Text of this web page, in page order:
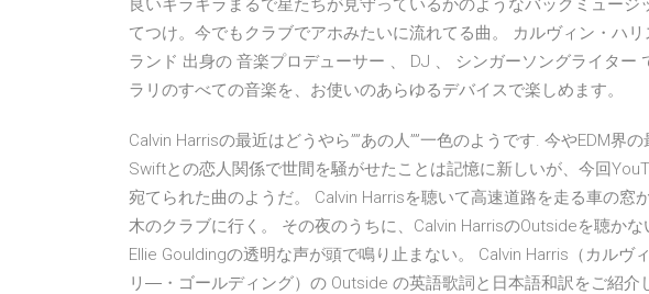
良いキラキラまるで星たちが見守っているかのようなバックミュー
てつけ。今でもクラブでアホみたいに流れてる曲。 カルヴィン・ハリ
ランド 出身の 音楽プロデューサー 、 DJ 、 シンガーソングライター
ラリのすべての音楽を、お使いのあらゆるデバイスで楽しめます。
Calvin Harrisの最近はどうやら””あの人””一色のようです. 今やEDM界
Swiftとの恋人関係で世間を騒がせたことは記憶に新しいが、今回
宛てられた曲のようだ。 Calvin Harrisを聴いて高速道路を走る車の窓
木のクラブに行く。 その夜のうちに、Calvin HarrisのOutsideを聴かな
Ellie Gouldingの透明な声が頭で鳴り止まない。 Calvin Harris（カルヴ
リ―・ゴールディング）の Outside の英語歌詞と日本語和訳をご紹介